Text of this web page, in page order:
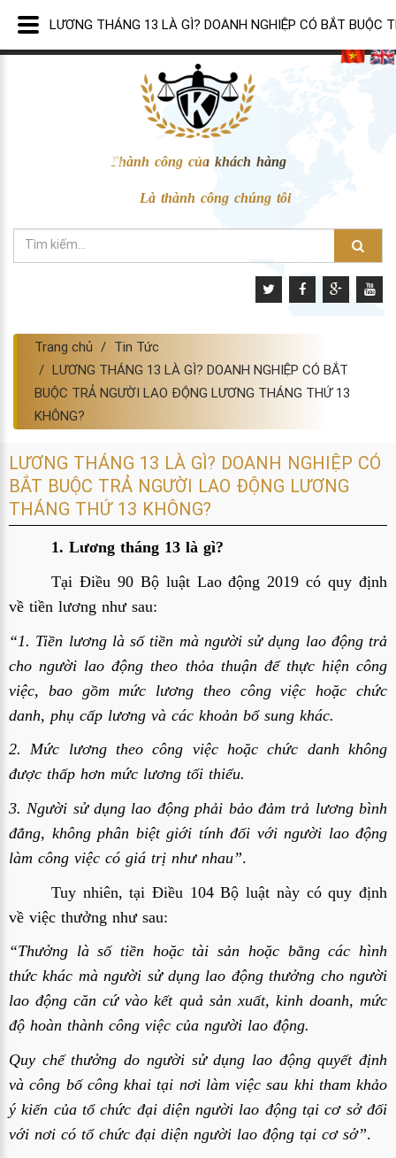
Thành công của khách hàng
Là thành công chúng tôi
Trang chủ
Tin Tức
LƯƠNG THÁNG 13 LÀ GÌ? DOANH NGHIỆP CÓ BẮT
BUỘC TRẢ NGƯỜI LAO ĐỘNG LƯƠNG THÁNG THỨ 13
KHÔNG?
LƯƠNG THÁNG 13 LÀ GÌ? DOANH NGHIỆP CÓ
BẮT BUỘC TRẢ NGƯỜI LAO ĐỘNG LƯƠNG
THÁNG THỨ 13 KHÔNG?
1. Lương tháng 13 là gì?
Tại Điều 90 Bộ luật Lao động 2019 có quy định
về tiền lương như sau:
“1. Tiền lương là số tiền mà người sử dụng lao động trả
cho người lao động theo thỏa thuận để thực hiện công
việc, bao gồm mức lương theo công việc hoặc chức
danh, phụ cấp lương và các khoản bổ sung khác.
2. Mức lương theo công việc hoặc chức danh không
được thấp hơn mức lương tối thiểu.
3. Người sử dụng lao động phải bảo đảm trả lương bình
đẳng, không phân biệt giới tính đối với người lao động
làm công việc có giá trị như nhau”.
Tuy nhiên, tại Điều 104 Bộ luật này có quy định
về việc thưởng như sau:
“Thưởng là số tiền hoặc tài sản hoặc bằng các hình
thức khác mà người sử dụng lao động thưởng cho người
lao động căn cứ vào kết quả sản xuất, kinh doanh, mức
độ hoàn thành công việc của người lao động.
Quy chế thưởng do người sử dụng lao động quyết định
và công bố công khai tại nơi làm việc sau khi tham khảo
ý kiến của tổ chức đại diện người lao động tại cơ sở đối
với nơi có tổ chức đại diện người lao động tại cơ sở”.
LƯƠNG THÁNG 13 LÀ GÌ? DOANH NGHIỆP CÓ BẮT